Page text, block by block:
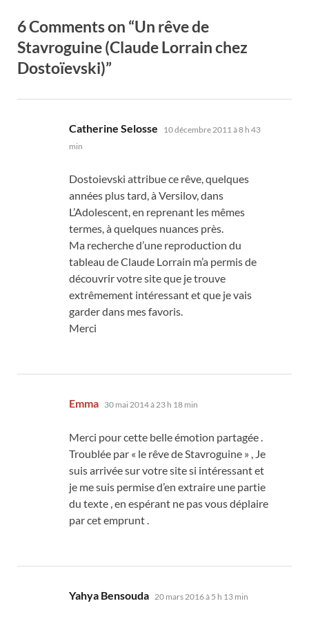
6 Comments on “Un rêve de
Stavroguine (Claude Lorrain chez
Dostoïevski)”
Catherine Selosse dit :
10 décembre 2011 à 8 h 43
min
Dostoievski attribue ce rêve, quelques
années plus tard, à Versilov, dans
L’Adolescent, en reprenant les mêmes
termes, à quelques nuances près.
Ma recherche d’une reproduction du
tableau de Claude Lorrain m’a permis de
découvrir votre site que je trouve
extrêmement intéressant et que je vais
garder dans mes favoris.
Merci
Emma dit :
30 mai 2014 à 23 h 18 min
Merci pour cette belle émotion partagée .
Troublée par « le rêve de Stavroguine » , Je
suis arrivée sur votre site si intéressant et
je me suis permise d’en extraire une partie
du texte , en espérant ne pas vous déplaire
par cet emprunt .
Yahya Bensouda dit :
20 mars 2016 à 5 h 13 min